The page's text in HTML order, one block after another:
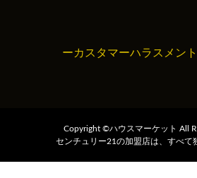
ーカスタマーハラスメン
Copyright ©ハウスマーケット All
センチュリー21の加盟店は、すべて